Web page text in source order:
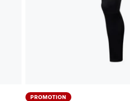
PROMOTION